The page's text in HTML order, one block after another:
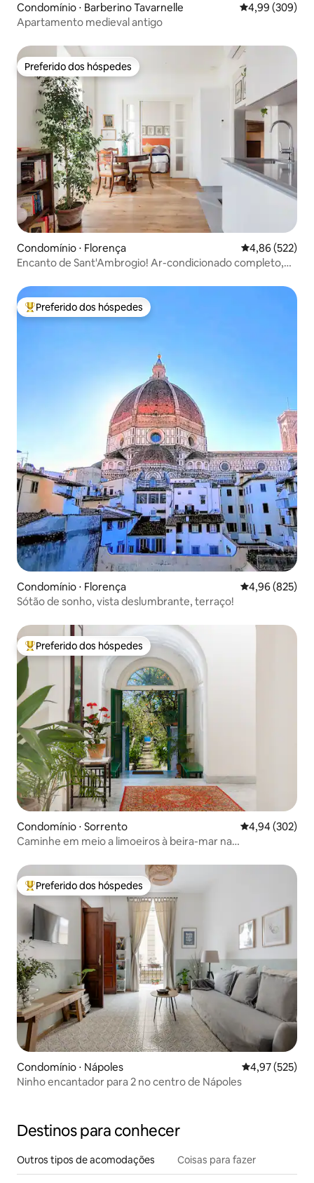
Condomínio ⋅ Barberino Tavarnelle 4,99 de uma
4,99 (309)
Apartamento medieval antigo
Preferido dos hóspedes
Preferido dos hóspedes
Condomínio ⋅ Florença 4,86 de uma
4,86 (522)
Encanto de Sant'Ambrogio! Ar-condicionado completo,
Entre os melhores preferidos dos hóspedes
Preferido dos hóspedes
Condomínio ⋅ Florença 4,96 de uma
4,96 (825)
Sótão de sonho, vista deslumbrante, terraço!
Entre os melhores preferidos dos hóspedes
Preferido dos hóspedes
Condomínio ⋅ Sorrento 4,94 de uma
4,94 (302)
Caminhe em meio a limoeiros à beira-mar na
Entre os melhores preferidos dos hóspedes
Preferido dos hóspedes
Condomínio ⋅ Nápoles 4,97 de uma
4,97 (525)
Ninho encantador para 2 no centro de Nápoles
Destinos para conhecer
Outros tipos de acomodações Coisas para fazer